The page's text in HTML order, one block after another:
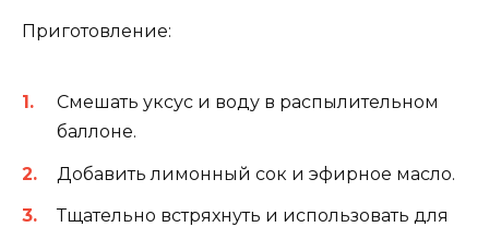
Приготовление:
Смешать уксус и воду в распылительном
баллоне.
Добавить лимонный сок и эфирное масло.
Тщательно встряхнуть и использовать для